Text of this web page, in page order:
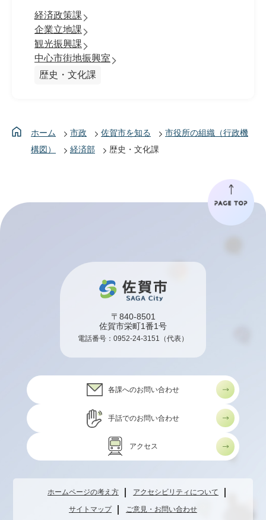
経済政策課
企業立地課
観光振興課
中心市街地振興室
歴史・文化課
ホーム 市政 佐賀市を知る
市役所の組織（行政機
構図）
経済部 歴史・文化課
〒840-8501
佐賀市栄町1番1号
電話番号： 0952-24-3151 （代表）
各課へのお問い合わせ
手話でのお問い合わせ
アクセス
ホームページの考え方 アクセシビリティについて
サイトマップ ご意見・お問い合わせ